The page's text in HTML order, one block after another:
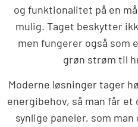
og funktionalitet på en
mulig. Taget beskytter
men fungerer også
grøn strøm til
Moderne løsninger tager
energibehov, så man får
synlige paneler, som